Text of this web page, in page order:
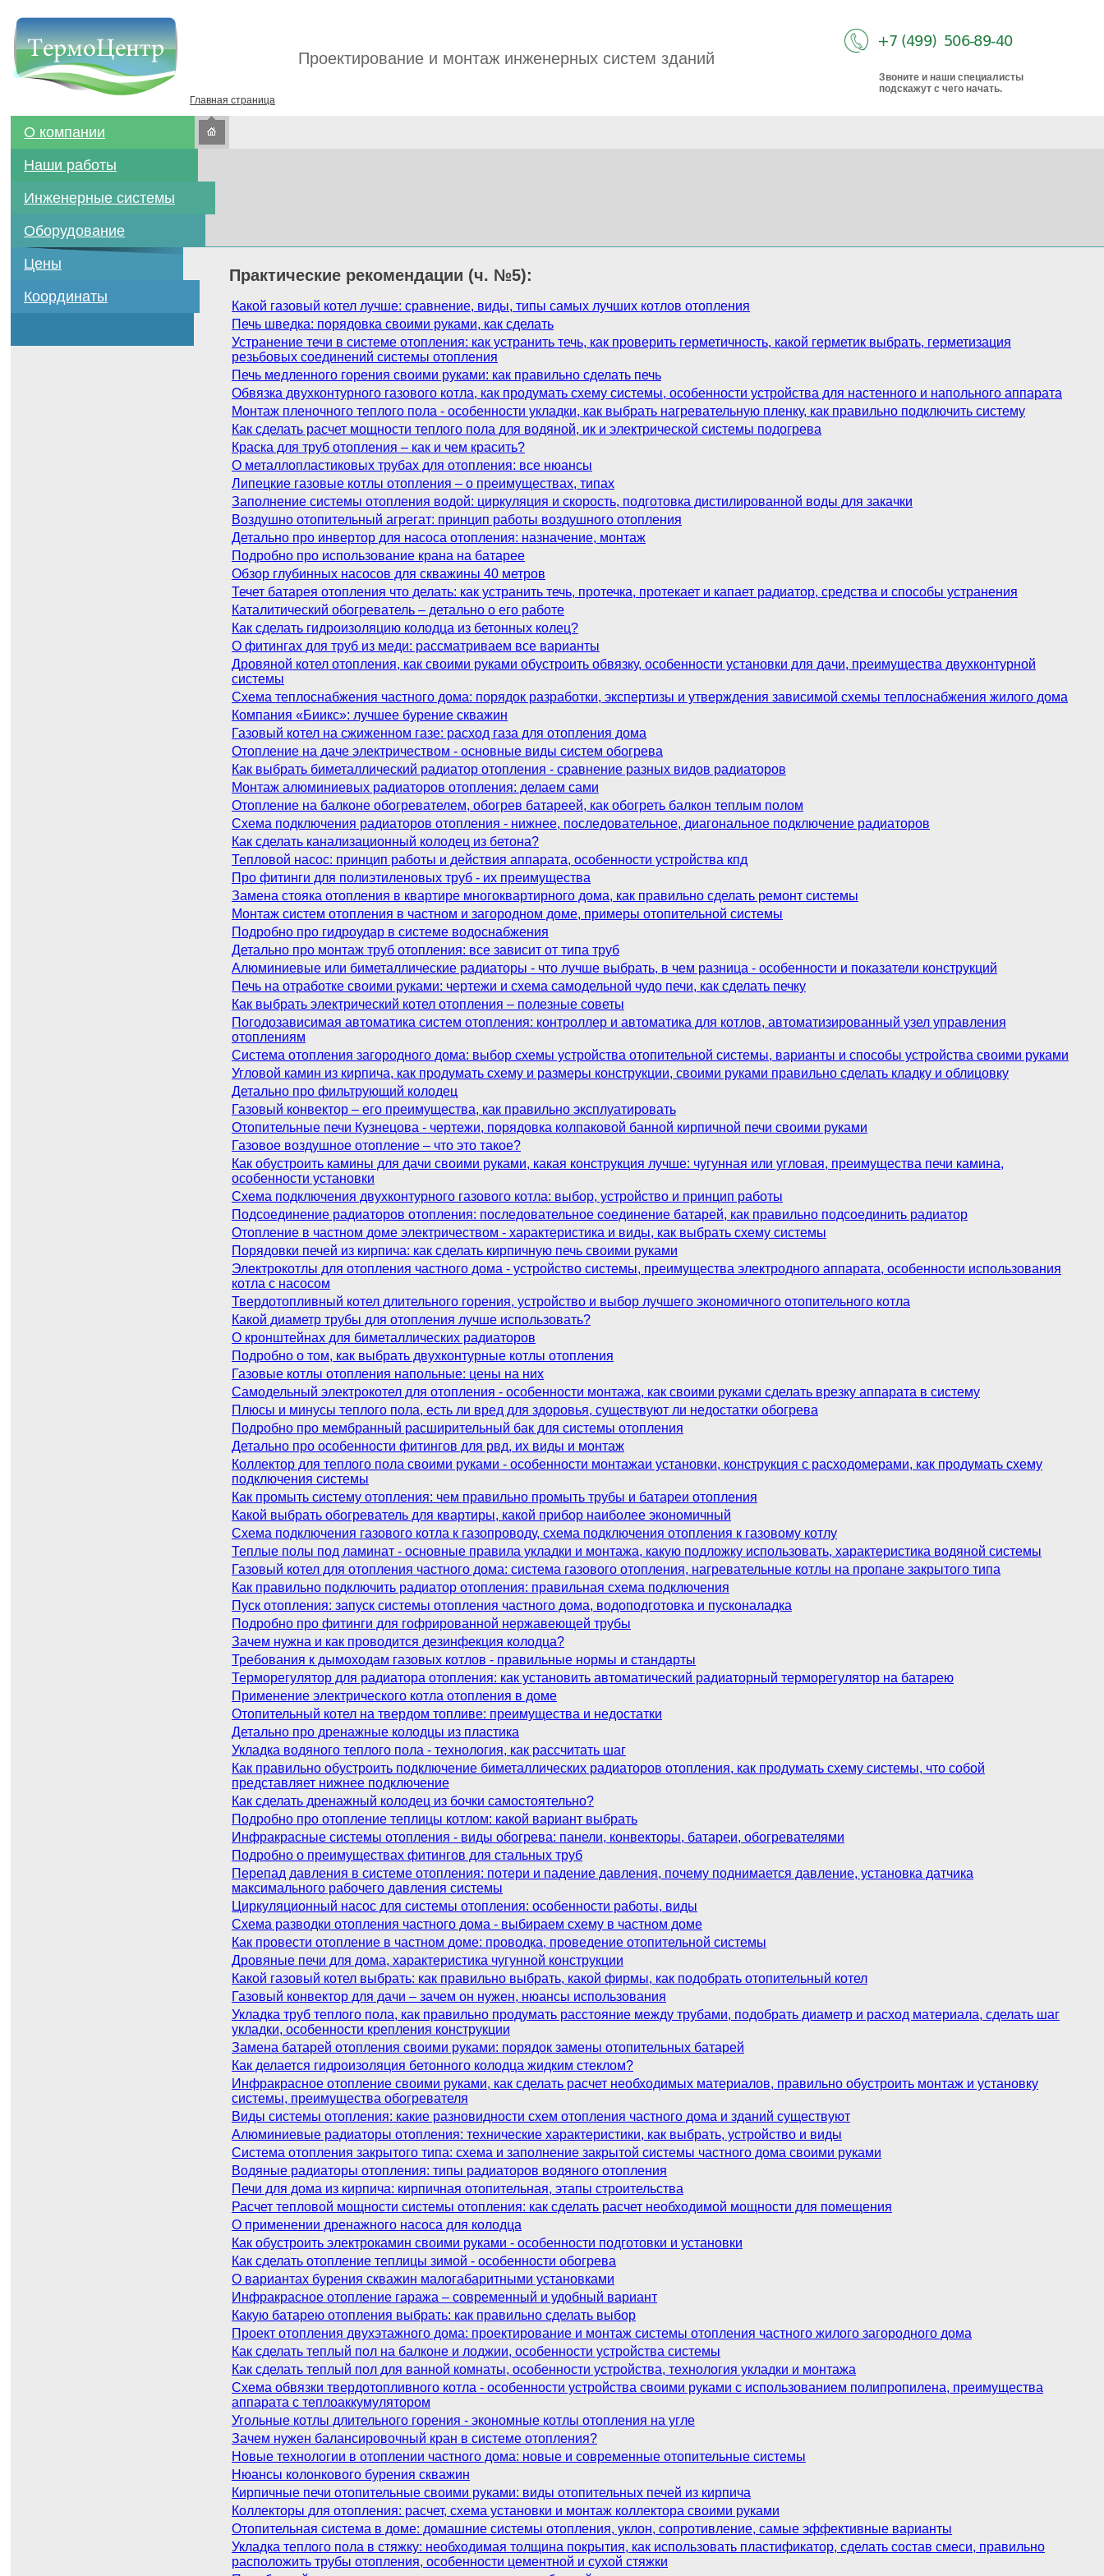
Главная страница
Проектирование и монтаж инженерных систем зданий
Звоните и наши специалисты
подскажут с чего начать.
О компании
Наши работы
Инженерные системы
Оборудование
Цены
Координаты
Практические рекомендации (ч. №5):
Какой газовый котел лучше: сравнение, виды, типы самых лучших котлов отопления
Печь шведка: порядовка своими руками, как сделать
Устранение течи в системе отопления: как устранить течь, как проверить герметичность, какой герметик выбрать, герметизация
резьбовых соединений системы отопления
Печь медленного горения своими руками: как правильно сделать печь
Обвязка двухконтурного газового котла, как продумать схему системы, особенности устройства для настенного и напольного аппарата
Монтаж пленочного теплого пола - особенности укладки, как выбрать нагревательную пленку, как правильно подключить систему
Как сделать расчет мощности теплого пола для водяной, ик и электрической системы подогрева
Краска для труб отопления – как и чем красить?
О металлопластиковых трубах для отопления: все нюансы
Липецкие газовые котлы отопления – о преимуществах, типах
Заполнение системы отопления водой: циркуляция и скорость, подготовка дистилированной воды для закачки
Воздушно отопительный агрегат: принцип работы воздушного отопления
Детально про инвертор для насоса отопления: назначение, монтаж
Подробно про использование крана на батарее
Обзор глубинных насосов для скважины 40 метров
Течет батарея отопления что делать: как устранить течь, протечка, протекает и капает радиатор, средства и способы устранения
Каталитический обогреватель – детально о его работе
Как сделать гидроизоляцию колодца из бетонных колец?
О фитингах для труб из меди: рассматриваем все варианты
Дровяной котел отопления, как своими руками обустроить обвязку, особенности установки для дачи, преимущества двухконтурной
системы
Схема теплоснабжения частного дома: порядок разработки, экспертизы и утверждения зависимой схемы теплоснабжения жилого дома
Компания «Биикс»: лучшее бурение скважин
Газовый котел на сжиженном газе: расход газа для отопления дома
Отопление на даче электричеством - основные виды систем обогрева
Как выбрать биметаллический радиатор отопления - сравнение разных видов радиаторов
Монтаж алюминиевых радиаторов отопления: делаем сами
Отопление на балконе обогревателем, обогрев батареей, как обогреть балкон теплым полом
Схема подключения радиаторов отопления - нижнее, последовательное, диагональное подключение радиаторов
Как сделать канализационный колодец из бетона?
Тепловой насос: принцип работы и действия аппарата, особенности устройства кпд
Про фитинги для полиэтиленовых труб - их преимущества
Замена стояка отопления в квартире многоквартирного дома, как правильно сделать ремонт системы
Монтаж систем отопления в частном и загородном доме, примеры отопительной системы
Подробно про гидроудар в системе водоснабжения
Детально про монтаж труб отопления: все зависит от типа труб
Алюминиевые или биметаллические радиаторы - что лучше выбрать, в чем разница - особенности и показатели конструкций
Печь на отработке своими руками: чертежи и схема самодельной чудо печи, как сделать печку
Как выбрать электрический котел отопления – полезные советы
Погодозависимая автоматика систем отопления: контроллер и автоматика для котлов, автоматизированный узел управления
отоплениям
Система отопления загородного дома: выбор схемы устройства отопительной системы, варианты и способы устройства своими руками
Угловой камин из кирпича, как продумать схему и размеры конструкции, своими руками правильно сделать кладку и облицовку
Детально про фильтрующий колодец
Газовый конвектор – его преимущества, как правильно эксплуатировать
Отопительные печи Кузнецова - чертежи, порядовка колпаковой банной кирпичной печи своими руками
Газовое воздушное отопление – что это такое?
Как обустроить камины для дачи своими руками, какая конструкция лучше: чугунная или угловая, преимущества печи камина,
особенности установки
Схема подключения двухконтурного газового котла: выбор, устройство и принцип работы
Подсоединение радиаторов отопления: последовательное соединение батарей, как правильно подсоединить радиатор
Отопление в частном доме электричеством - характеристика и виды, как выбрать схему системы
Порядовки печей из кирпича: как сделать кирпичную печь своими руками
Электрокотлы для отопления частного дома - устройство системы, преимущества электродного аппарата, особенности использования
котла с насосом
Твердотопливный котел длительного горения, устройство и выбор лучшего экономичного отопительного котла
Какой диаметр трубы для отопления лучше использовать?
О кронштейнах для биметаллических радиаторов
Подробно о том, как выбрать двухконтурные котлы отопления
Газовые котлы отопления напольные: цены на них
Самодельный электрокотел для отопления - особенности монтажа, как своими руками сделать врезку аппарата в систему
Плюсы и минусы теплого пола, есть ли вред для здоровья, существуют ли недостатки обогрева
Подробно про мембранный расширительный бак для системы отопления
Детально про особенности фитингов для рвд, их виды и монтаж
Коллектор для теплого пола своими руками - особенности монтажаи установки, конструкция с расходомерами, как продумать схему
подключения системы
Как промыть систему отопления: чем правильно промыть трубы и батареи отопления
Какой выбрать обогреватель для квартиры, какой прибор наиболее экономичный
Схема подключения газового котла к газопроводу, схема подключения отопления к газовому котлу
Теплые полы под ламинат - основные правила укладки и монтажа, какую подложку использовать, характеристика водяной системы
Газовый котел для отопления частного дома: система газового отопления, нагревательные котлы на пропане закрытого типа
Как правильно подключить радиатор отопления: правильная схема подключения
Пуск отопления: запуск системы отопления частного дома, водоподготовка и пусконаладка
Подробно про фитинги для гофрированной нержавеющей трубы
Зачем нужна и как проводится дезинфекция колодца?
Требования к дымоходам газовых котлов - правильные нормы и стандарты
Терморегулятор для радиатора отопления: как установить автоматический радиаторный терморегулятор на батарею
Применение электрического котла отопления в доме
Отопительный котел на твердом топливе: преимущества и недостатки
Детально про дренажные колодцы из пластика
Укладка водяного теплого пола - технология, как рассчитать шаг
Как правильно обустроить подключение биметаллических радиаторов отопления, как продумать схему системы, что собой
представляет нижнее подключение
Как сделать дренажный колодец из бочки самостоятельно?
Подробно про отопление теплицы котлом: какой вариант выбрать
Инфракрасные системы отопления - виды обогрева: панели, конвекторы, батареи, обогревателями
Подробно о преимуществах фитингов для стальных труб
Перепад давления в системе отопления: потери и падение давления, почему поднимается давление, установка датчика
максимального рабочего давления системы
Циркуляционный насос для системы отопления: особенности работы, виды
Схема разводки отопления частного дома - выбираем схему в частном доме
Как провести отопление в частном доме: проводка, проведение отопительной системы
Дровяные печи для дома, характеристика чугунной конструкции
Какой газовый котел выбрать: как правильно выбрать, какой фирмы, как подобрать отопительный котел
Газовый конвектор для дачи – зачем он нужен, нюансы использования
Укладка труб теплого пола, как правильно продумать расстояние между трубами, подобрать диаметр и расход материала, сделать шаг
укладки, особенности крепления конструкции
Замена батарей отопления своими руками: порядок замены отопительных батарей
Как делается гидроизоляция бетонного колодца жидким стеклом?
Инфракрасное отопление своими руками, как сделать расчет необходимых материалов, правильно обустроить монтаж и установку
системы, преимущества обогревателя
Виды системы отопления: какие разновидности схем отопления частного дома и зданий существуют
Алюминиевые радиаторы отопления: технические характеристики, как выбрать, устройство и виды
Система отопления закрытого типа: схема и заполнение закрытой системы частного дома своими руками
Водяные радиаторы отопления: типы радиаторов водяного отопления
Печи для дома из кирпича: кирпичная отопительная, этапы строительства
Расчет тепловой мощности системы отопления: как сделать расчет необходимой мощности для помещения
О применении дренажного насоса для колодца
Как обустроить электрокамин своими руками - особенности подготовки и установки
Как сделать отопление теплицы зимой - особенности обогрева
О вариантах бурения скважин малогабаритными установками
Инфракрасное отопление гаража – современный и удобный вариант
Какую батарею отопления выбрать: как правильно сделать выбор
Проект отопления двухэтажного дома: проектирование и монтаж системы отопления частного жилого загородного дома
Как сделать теплый пол на балконе и лоджии, особенности устройства системы
Как сделать теплый пол для ванной комнаты, особенности устройства, технология укладки и монтажа
Схема обвязки твердотопливного котла - особенности устройства своими руками с использованием полипропилена, преимущества
аппарата с теплоаккумулятором
Угольные котлы длительного горения - экономные котлы отопления на угле
Зачем нужен балансировочный кран в системе отопления?
Новые технологии в отоплении частного дома: новые и современные отопительные системы
Нюансы колонкового бурения скважин
Кирпичные печи отопительные своими руками: виды отопительных печей из кирпича
Коллекторы для отопления: расчет, схема установки и монтаж коллектора своими руками
Отопительная система в доме: домашние системы отопления, уклон, сопротивление, самые эффективные варианты
Укладка теплого пола в стяжку: необходимая толщина покрытия, как использовать пластификатор, сделать состав смеси, правильно
расположить трубы отопления, особенности цементной и сухой стяжки